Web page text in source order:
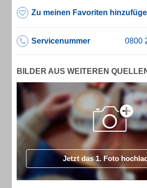
Zu meinen Favoriten
Servicenummer
BILDER AUS WEITEREN
Jetzt das 1. Foto